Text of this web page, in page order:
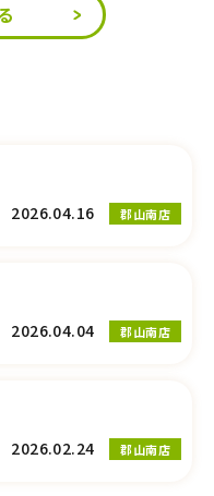
2026.04.16
郡山南店
2026.04.04
郡山南店
2026.02.24
郡山南店